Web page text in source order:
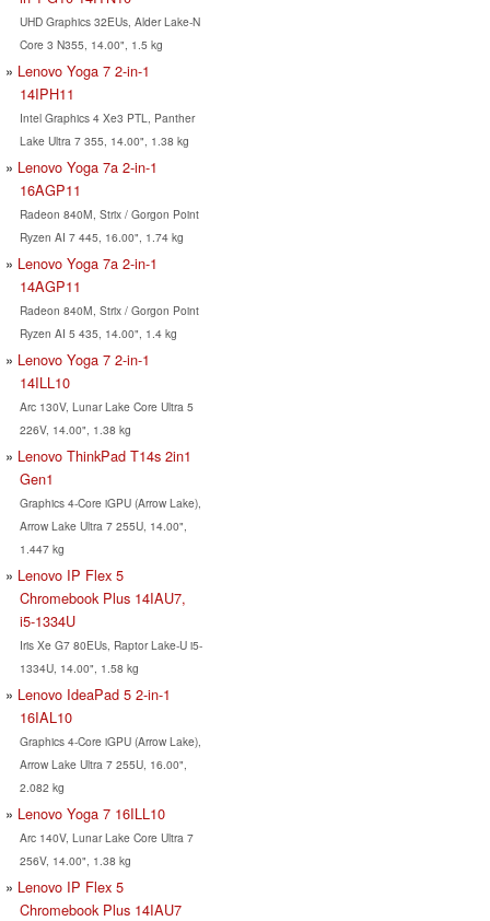
UHD Graphics 32EUs, Alder Lake-N
Core 3 N355, 14.00", 1.5 kg
Lenovo Yoga 7 2-in-1
14IPH11
Intel Graphics 4 Xe3 PTL, Panther
Lake Ultra 7 355, 14.00", 1.38 kg
Lenovo Yoga 7a 2-in-1
16AGP11
Radeon 840M, Strix / Gorgon Point
Ryzen AI 7 445, 16.00", 1.74 kg
Lenovo Yoga 7a 2-in-1
14AGP11
Radeon 840M, Strix / Gorgon Point
Ryzen AI 5 435, 14.00", 1.4 kg
Lenovo Yoga 7 2-in-1
14ILL10
Arc 130V, Lunar Lake Core Ultra 5
226V, 14.00", 1.38 kg
Lenovo ThinkPad T14s 2in1
Gen1
Graphics 4-Core iGPU (Arrow Lake),
Arrow Lake Ultra 7 255U, 14.00",
1.447 kg
Lenovo IP Flex 5
Chromebook Plus 14IAU7,
i5-1334U
Iris Xe G7 80EUs, Raptor Lake-U i5-
1334U, 14.00", 1.58 kg
Lenovo IdeaPad 5 2-in-1
16IAL10
Graphics 4-Core iGPU (Arrow Lake),
Arrow Lake Ultra 7 255U, 16.00",
2.082 kg
Lenovo Yoga 7 16ILL10
Arc 140V, Lunar Lake Core Ultra 7
256V, 14.00", 1.38 kg
Lenovo IP Flex 5
Chromebook Plus 14IAU7